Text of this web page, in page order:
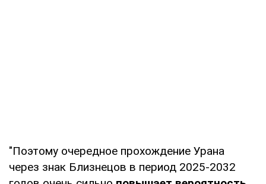
"Поэтому очередное прохождение Урана
через знак Близнецов в период 2025-2032